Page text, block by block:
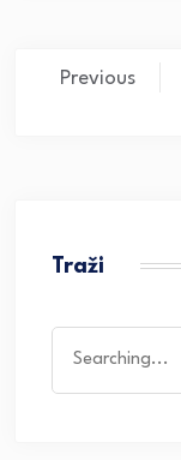
Posts
Previous
Traži
for: